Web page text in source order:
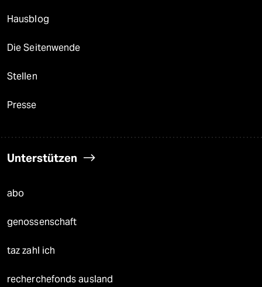
Hausblog
Die Seitenwende
Stellen
Presse
Unterstützen
abo
genossenschaft
taz zahl ich
recherchefonds ausland